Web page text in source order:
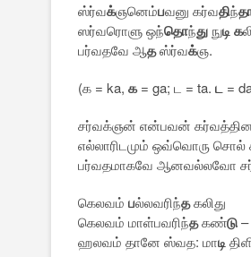
ஸ்ர்வக்ஞனெம்பவனு கர்வதிந்
ஸர்வரொளு ஒந்தொந்து நுடிக
பர்வதவே ஆதஸ்ர்வக்ஞ.
(க = ka, க= ga; ட = ta. ட =
சர்வக்ஞன் என்பவன்
எல்லாரிடமும் ஒவ்வொரு சொல்
பர்வதமாகவே ஆனவல்லவோ
கெலவம் பல்லவரிந்தகலிது
கெலவம் மாள்பவரிந்தகண்டு
ஹலவம் தானே ஸ்வத: மாடி